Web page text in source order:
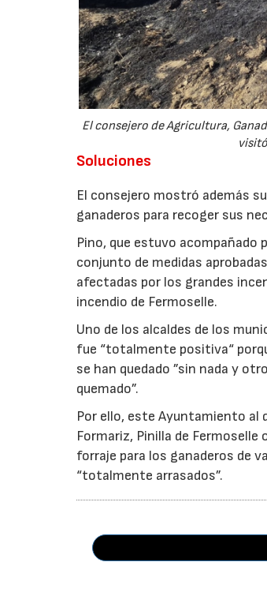
El consejero de Agricultura,
Soluciones
El consejero mostró además
ganaderos para recoger sus
Pino, que estuvo acompañado
conjunto de medidas
afectadas por los grandes
incendio de Fermoselle.
Uno de los alcaldes de los
fue “totalmente positiva“
se han quedado ”sin nada y
quemado”.
Por ello, este Ayuntamiento al
Formariz, Pinilla de
forraje para los ganaderos de
“totalmente arrasados”.